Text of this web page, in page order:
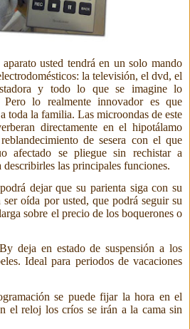
usted tendrá en un solo mando
la televisión, el dvd, el
y todo lo que se imagine lo
lo realmente innovador es que
toda la familia. Las microondas de este
directamente en el hipotálamo
de sesera con el que
afectado se pliegue sin rechistar a
describirles las principales funciones.
dejar que su parienta siga con su
oída por usted, que podrá seguir su
sobre el precio de los boquerones o
deja en estado de suspensión a los
Ideal para periodos de vacaciones
se puede fijar la hora en el
el reloj los críos se irán a la cama sin